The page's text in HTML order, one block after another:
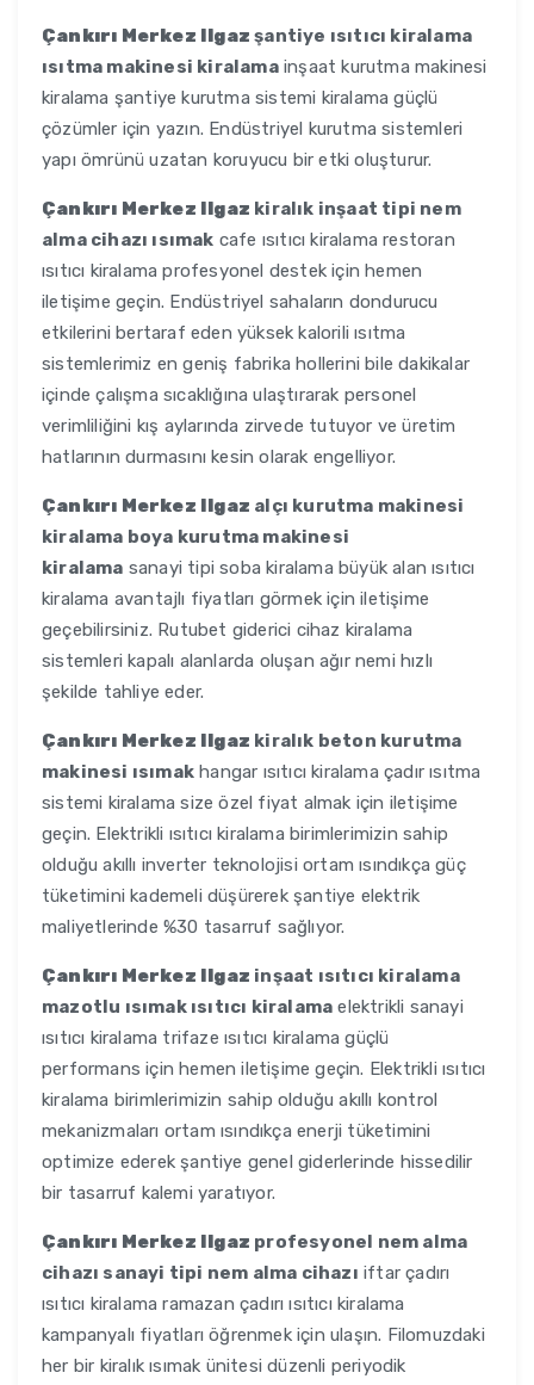
Çankırı Merkez Ilgaz şantiye ısıtıcı kiralama
ısıtma makinesi kiralamainşaat kurutma makinesi
kiralama şantiye kurutma sistemi kiralama güçlü
çözümler için yazın. Endüstriyel kurutma sistemleri
yapı ömrünü uzatan koruyucu bir etki oluşturur.
Çankırı Merkez Ilgaz kiralık inşaat tipi nem
alma cihazı ısımak cafe ısıtıcı kiralama restoran
ısıtıcı kiralama profesyonel destek için hemen
iletişime geçin. Endüstriyel sahaların dondurucu
etkilerini bertaraf eden yüksek kalorili ısıtma
sistemlerimiz en geniş fabrika hollerini bile dakikalar
içinde çalışma sıcaklığına ulaştırarak personel
verimliliğini kış aylarında zirvede tutuyor ve üretim
hatlarının durmasını kesin olarak engelliyor.
Çankırı Merkez Ilgaz alçı kurutma makinesi
kiralama boya kurutma makinesi
kiralama sanayi tipi soba kiralama büyük alan ısıtıcı
kiralama avantajlı fiyatları görmek için iletişime
geçebilirsiniz. Rutubet giderici cihaz kiralama
sistemleri kapalı alanlarda oluşan ağır nemi hızlı
şekilde tahliye eder.
Çankırı Merkez Ilgaz kiralık beton kurutma
makinesi ısımak hangar ısıtıcı kiralama çadır ısıtma
sistemi kiralama size özel fiyat almak için iletişime
geçin. Elektrikli ısıtıcı kiralama birimlerimizin sahip
olduğu akıllı inverter teknolojisi ortam ısındıkça güç
tüketimini kademeli düşürerek şantiye elektrik
maliyetlerinde %30 tasarruf sağlıyor.
Çankırı Merkez Ilgaz inşaat ısıtıcı kiralama
mazotlu ısımak ısıtıcı kiralama elektrikli sanayi
ısıtıcı kiralama trifaze ısıtıcı kiralama güçlü
performans için hemen iletişime geçin. Elektrikli ısıtıcı
kiralama birimlerimizin sahip olduğu akıllı kontrol
mekanizmaları ortam ısındıkça enerji tüketimini
optimize ederek şantiye genel giderlerinde hissedilir
bir tasarruf kalemi yaratıyor.
Çankırı Merkez Ilgaz profesyonel nem alma
cihazı sanayi tipi nem alma cihazı iftar çadırı
ısıtıcı kiralama ramazan çadırı ısıtıcı kiralama
kampanyalı fiyatları öğrenmek için ulaşın. Filomuzdaki
her bir kiralık ısımak ünitesi düzenli periyodik